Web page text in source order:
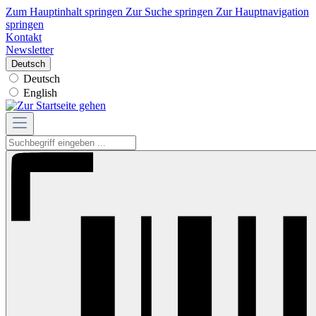
Zum Hauptinhalt springen Zur Suche springen Zur Hauptnavigation
springen
Kontakt
Newsletter
Deutsch
Deutsch
English